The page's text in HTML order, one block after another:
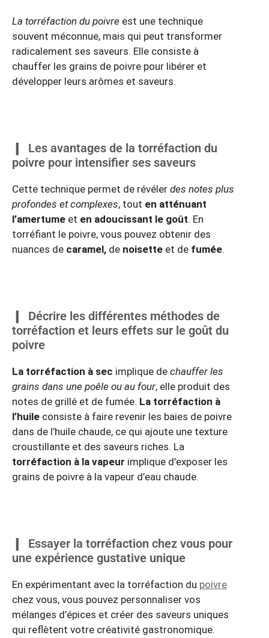
La torréfaction du poivre est une technique
souvent méconnue, mais qui peut transformer
radicalement ses saveurs. Elle consiste à
chauffer les grains de poivre pour libérer et
développer leurs arômes et saveurs.
Les avantages de la torréfaction du
poivre pour intensifier ses saveurs
Cette technique permet de révéler des notes plus
profondes et complexes, tout en atténuant
l’amertume et en adoucissant le goût. En
torréfiant le poivre, vous pouvez obtenir des
nuances de caramel, de noisette et de fumée.
Décrire les différentes méthodes de
torréfaction et leurs effets sur le goût du
poivre
La torréfaction à sec implique de chauffer les
grains dans une poêle ou au four, elle produit des
notes de grillé et de fumée. La torréfaction à
l’huile consiste à faire revenir les baies de poivre
dans de l’huile chaude, ce qui ajoute une texture
croustillante et des saveurs riches. La
torréfaction à la vapeur implique d’exposer les
grains de poivre à la vapeur d’eau chaude.
Essayer la torréfaction chez vous pour
une expérience gustative unique
En expérimentant avec la torréfaction du poivre
chez vous, vous pouvez personnaliser vos
mélanges d’épices et créer des saveurs uniques
qui reflètent votre créativité gastronomique.